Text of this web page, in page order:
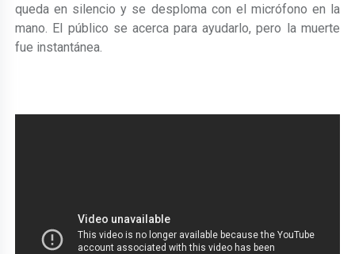
queda en silencio y se desploma con el micrófono en la
mano. El público se acerca para ayudarlo, pero la muerte
fue instantánea.